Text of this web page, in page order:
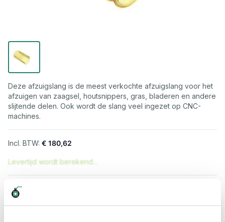
Deze afzuigslang is de meest verkochte afzuigslang voor het
afzuigen van zaagsel, houtsnippers, gras, bladeren en andere
slijtende delen. Ook wordt de slang veel ingezet op CNC-
machines.
€ 180,62
Levertijd wordt berekend...